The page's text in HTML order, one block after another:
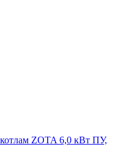
ZOTA 6,0 кВт ПУ,